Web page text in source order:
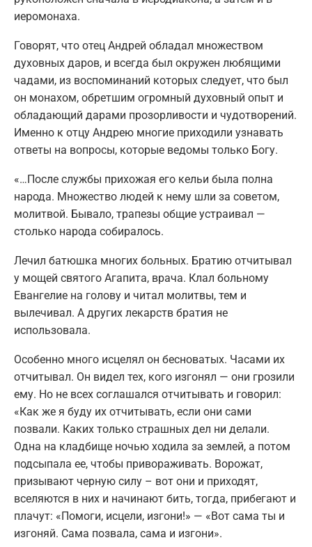
иеромонаха.
Говорят, что отец Андрей обладал множеством
духовных даров, и всегда был окружен любящими
чадами, из воспоминаний которых следует, что был
он монахом, обретшим огромный духовный опыт и
обладающий дарами прозорливости и чудотворений.
Именно к отцу Андрею многие приходили узнавать
ответы на вопросы, которые ведомы только Богу.
«…После службы прихожая его кельи была полна
народа. Множество людей к нему шли за советом,
молитвой. Бывало, трапезы общие устраивал —
столько народа собиралось.
Лечил батюшка многих больных. Братию отчитывал
у мощей святого Агапита, врача. Клал больному
Евангелие на голову и читал молитвы, тем и
вылечивал. А других лекарств братия не
использовала.
Особенно много исцелял он бесноватых. Часами их
отчитывал. Он видел тех, кого изгонял — они грозили
ему. Но не всех соглашался отчитывать и говорил:
«Как же я буду их отчитывать, если они сами
позвали. Каких только страшных дел ни делали.
Одна на кладбище ночью ходила за землей, а потом
подсыпала ее, чтобы привораживать. Ворожат,
призывают черную силу – вот они и приходят,
вселяются в них и начинают бить, тогда, прибегают и
плачут: «Помоги, исцели, изгони!» — «Вот сама ты и
изгоняй. Сама позвала, сама и изгони».